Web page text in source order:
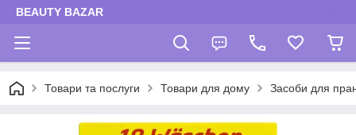
BEAUTY BAZAR
Товари та послуги Товари для дому Засоби для